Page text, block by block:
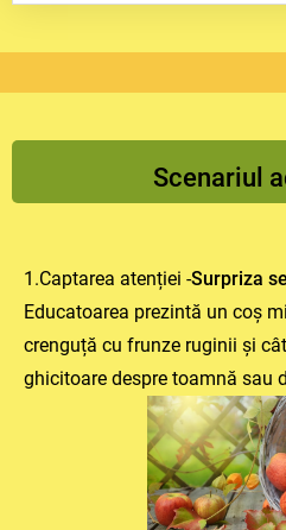
Păsările călătoare:
zboară departe, spre
Mâncare pentru
rămân aici, cum ar fi
nuci și alune și le
Somnul lung
special (o vizuină)
, care ține toată
numeștehibernare
Scenariul
1.Captarea atenției -Surpriza
Educatoarea prezintă un coș
crenguță cu frunze ruginii și
ghicitoare despre toamnă sau